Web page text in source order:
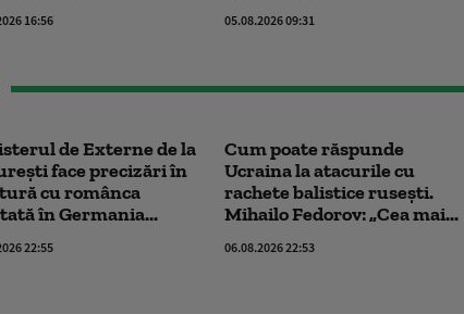
16:56 05.08.2026 09:31
de Externe de la
face precizări în
cu românca
în Germania...
22:55
Cum poate răspunde
Ucraina la atacurile cu
rachete balistice rusești.
Mihailo Fedorov: „Cea mai...
06.08.2026 22:53